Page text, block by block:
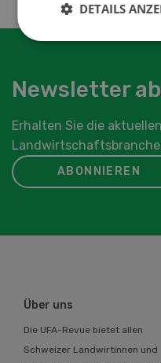
Newsletter
Erhalten Sie die
ABONNIEREN
Über uns
Die UFA-Revue bietet allen
Schweizer Landwirtinnen und
DETAILS